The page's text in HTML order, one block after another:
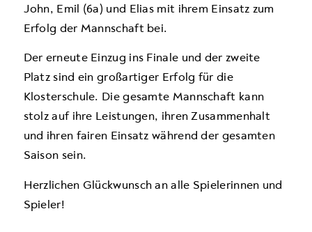
John, Emil (6a) und Elias mit ihrem Einsatz zum
Erfolg der Mannschaft bei.
Der erneute Einzug ins Finale und der zweite
Platz sind ein großartiger Erfolg für die
Klosterschule. Die gesamte Mannschaft kann
stolz auf ihre Leistungen, ihren Zusammenhalt
und ihren fairen Einsatz während der gesamten
Saison sein.
Herzlichen Glückwunsch an alle Spielerinnen und
Spieler!